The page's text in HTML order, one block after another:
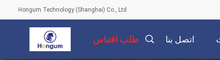
Hongum Technology (Shanghai) Co., Ltd
اتصل بنا طلب اقتباس